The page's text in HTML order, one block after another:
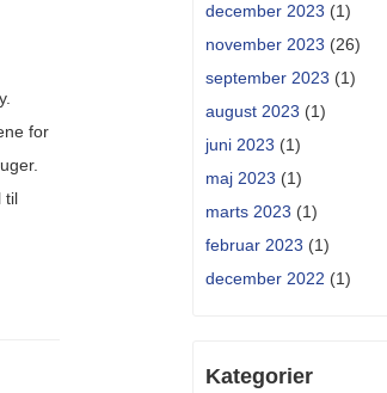
for
til
december 2023 (1)
november 2023 (26)
september 2023 (1)
august 2023 (1)
juni 2023 (1)
maj 2023 (1)
marts 2023 (1)
februar 2023 (1)
december 2022 (1)
Kategorier